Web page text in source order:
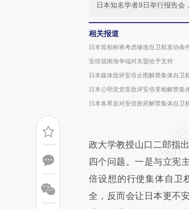
日本知名学者9日举行报告会
相关报道
日本首相称将考虑修改自卫权发动条
安倍就南海争端对东盟给予支持
日本媒体批评安倍企图解禁集体自卫
日本公明党党首批评安倍变相解禁集
日本各界反对安倍政府解禁集体自卫
政大学教授山口二郎指
四个问题。一是与立宪
倍设想的行使集体自卫
全，反而会让日本更不